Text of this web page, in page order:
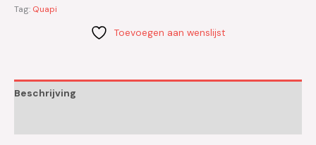
Tag: Quapi
Toevoegen aan wenslijst
Beschrijving